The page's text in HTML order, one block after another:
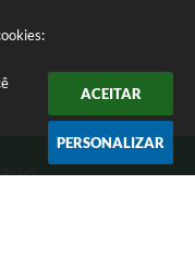
ACEITAR
PERSONALIZAR